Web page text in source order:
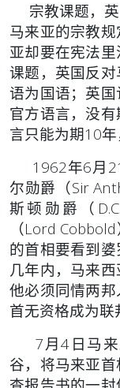
宗教课题，英
马来亚的宗教
亚却要在宪法
课题，英国反
语为国语；英
官方语言，没
言只能为期10年
1962年6月
尔勋爵（Sir
斯顿勋爵（
（Lord
的首相要看到
几年内，马来西
他必须同情两
首无资格成为联
7月4日马来
谷，将马来亚